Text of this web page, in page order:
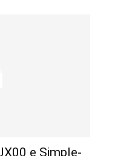
e Simple-